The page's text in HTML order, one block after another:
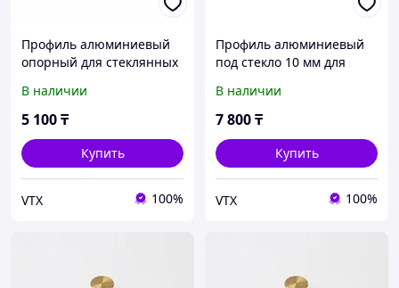
Профиль алюминиевый
опорный для стеклянных
| 3386-B-10мм длина 3м |
Черный
В наличии
5 100₸
Купить
VTX 100%
Профиль алюминиевый
под стекло 10 мм для
3386-SJ-10мм длина 3м |
Матовое золото
В наличии
7 800₸
Купить
VTX 100%